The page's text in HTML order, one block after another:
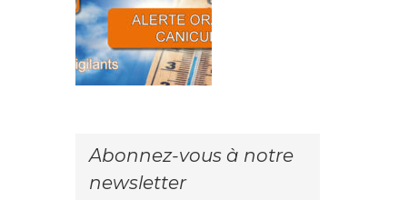
Abonnez-vous à notre
newsletter